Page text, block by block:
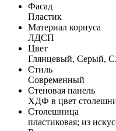
Фасад
Пластик
Материал корпуса
ЛДСП
Цвет
Глянцевый, Серый,
Стиль
Современный
Стеновая панель
ХДФ в цвет
Столешница
пластиковая; из